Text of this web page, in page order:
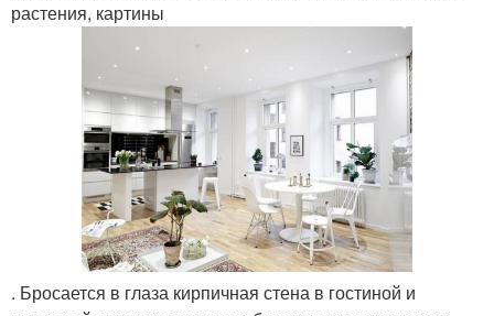
растения, картины
. Бросается в глаза кирпичная стена в гостиной и